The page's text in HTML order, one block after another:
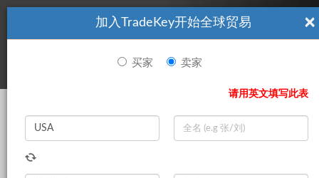
看起來你不是TradeKey.com的會員。 立即註冊，與全球超過7
百萬的進口商和出口商建立聯繫。 立即加入 |
登录
Search
×
加入TradeKey开始全球贸易
买家 卖家
请用英文填写此表